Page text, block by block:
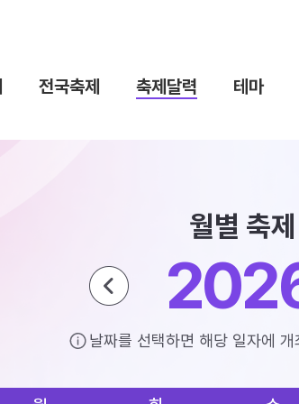
전국축제 축제달력 테마
월별 축
날짜를 선택하면 해당 일자에